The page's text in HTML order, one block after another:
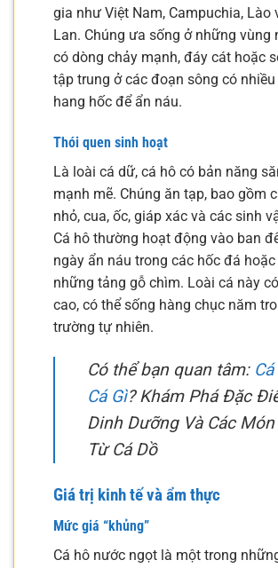
gia như Việt Nam, Campuchia, Lào
Lan. Chúng ưa sống ở những vùng
có dòng chảy mạnh, đáy cát hoặc
tập trung ở các đoạn sông có
hang hốc để ẩn náu.
Thói quen sinh hoạt
Là loài cá dữ, cá hô có bản năng
mạnh mẽ. Chúng ăn tạp, bao gồm
nhỏ, cua, ốc, giáp xác và các sinh
Cá hô thường hoạt động vào ban
ngày ẩn náu trong các hốc đá
những tảng gỗ chìm. Loài cá này
cao, có thể sống hàng chục năm
trường tự nhiên.
Có thể bạn quan tâm:
Cá Gì? Khám Phá Đặc
Dinh Dưỡng Và Các
Từ Cá Dồ
Giá trị kinh tế và ẩm thực
Mức giá “khủng”
Cá hô nước ngọt là một trong